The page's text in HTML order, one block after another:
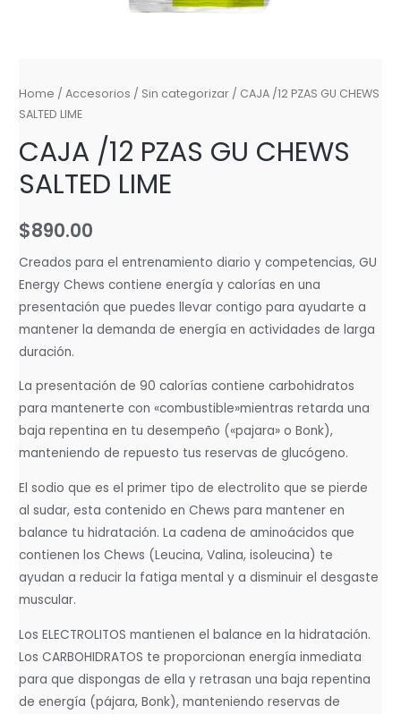
Home /Accesorios / Sin categorizar / CAJA /12 PZAS GU CHEWS
SALTED LIME
CAJA /12 PZAS GU CHEWS
SALTED LIME
$890.00
Creados para el entrenamiento diario y competencias, GU
Energy Chews contiene energía y calorías en una
presentación que puedes llevar contigo para ayudarte a
mantener la demanda de energía en actividades de larga
duración.
La presentación de 90 calorías contiene carbohidratos
para mantenerte con «combustible»mientras retarda una
baja repentina en tu desempeño («pajara» o Bonk),
manteniendo de repuesto tus reservas de glucógeno.
El sodio que es el primer tipo de electrolito que se pierde
al sudar, esta contenido en Chews para mantener en
balance tu hidratación. La cadena de aminoácidos que
contienen los Chews (Leucina, Valina, isoleucina) te
ayudan a reducir la fatiga mental y a disminuir el desgaste
muscular.
Los ELECTROLITOS mantienen el balance en la hidratación.
Los CARBOHIDRATOS te proporcionan energía inmediata
para que dispongas de ella y retrasan una baja repentina
de energía (pájara, Bonk), manteniendo reservas de